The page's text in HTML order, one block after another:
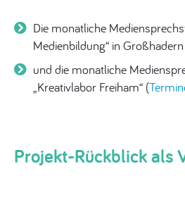
Die monatliche
Medienbildung“ in
und die monatliche
„Kreativlabor Freiham“ (
Projekt-Rückblick als